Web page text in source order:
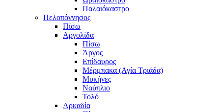
Παλαιόκαστρο
Πελοπόννησος
Πίσω
Αργολίδα
Πίσω
Άργος
Επίδαυρος
Μέρμπακα (Αγία Τριάδα)
Μυκήνες
Ναύπλιο
Τολό
Αρκαδία